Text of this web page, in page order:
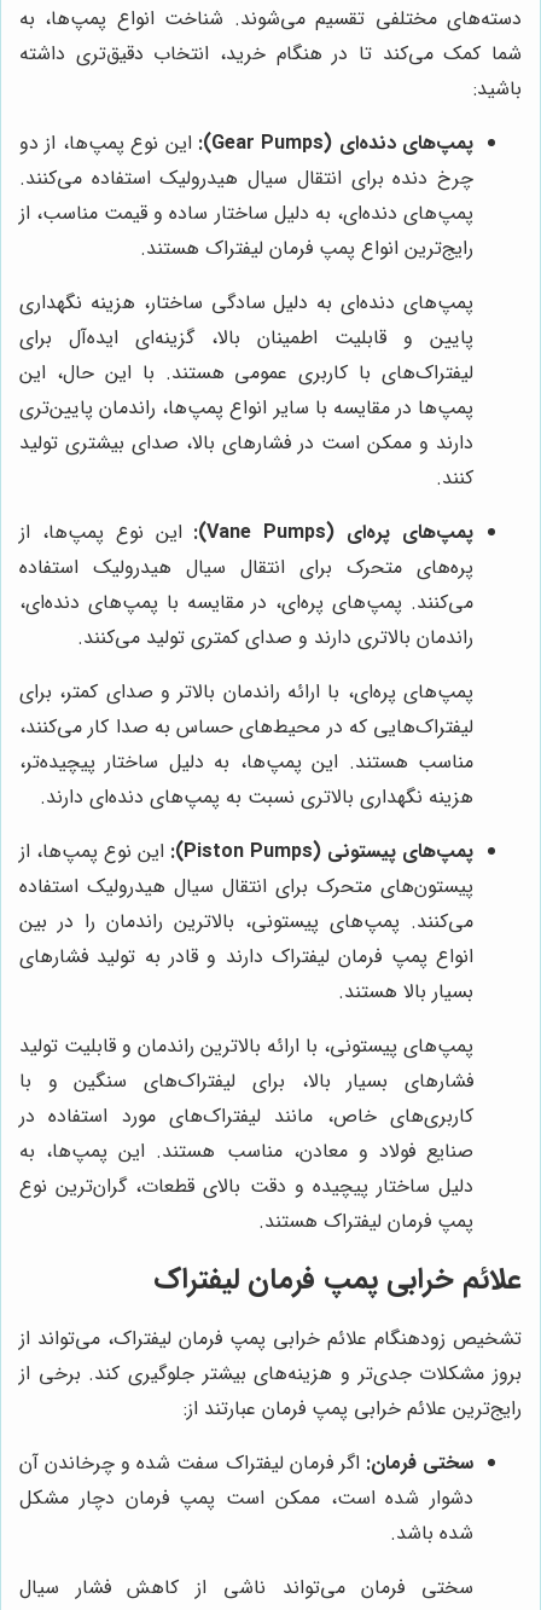
دسته‌های مختلفی تقسیم می‌شوند. شناخت انواع پمپ‌ها، به
شما کمک می‌کند تا در هنگام خرید، انتخاب دقیق‌تری داشته
باشید:
پمپ‌های دنده‌ای (Gear Pumps):
این نوع پمپ‌ها، از دو
چرخ دنده برای انتقال سیال هیدرولیک استفاده می‌کنند.
پمپ‌های دنده‌ای، به دلیل ساختار ساده و قیمت مناسب، از
رایج‌ترین انواع پمپ فرمان لیفتراک هستند.
پمپ‌های دنده‌ای به دلیل سادگی ساختار، هزینه نگهداری
پایین و قابلیت اطمینان بالا، گزینه‌ای ایده‌آل برای
لیفتراک‌های با کاربری عمومی هستند. با این حال، این
پمپ‌ها در مقایسه با سایر انواع پمپ‌ها، راندمان پایین‌تری
دارند و ممکن است در فشارهای بالا، صدای بیشتری تولید
کنند.
پمپ‌های پره‌ای (Vane Pumps):
این نوع پمپ‌ها، از
پره‌های متحرک برای انتقال سیال هیدرولیک استفاده
می‌کنند. پمپ‌های پره‌ای، در مقایسه با پمپ‌های دنده‌ای،
راندمان بالاتری دارند و صدای کمتری تولید می‌کنند.
پمپ‌های پره‌ای، با ارائه راندمان بالاتر و صدای کمتر، برای
لیفتراک‌هایی که در محیط‌های حساس به صدا کار می‌کنند،
مناسب هستند. این پمپ‌ها، به دلیل ساختار پیچیده‌تر،
هزینه نگهداری بالاتری نسبت به پمپ‌های دنده‌ای دارند.
پمپ‌های پیستونی (Piston Pumps):
این نوع پمپ‌ها، از
پیستون‌های متحرک برای انتقال سیال هیدرولیک استفاده
می‌کنند. پمپ‌های پیستونی، بالاترین راندمان را در بین
انواع پمپ فرمان لیفتراک دارند و قادر به تولید فشارهای
بسیار بالا هستند.
پمپ‌های پیستونی، با ارائه بالاترین راندمان و قابلیت تولید
فشارهای بسیار بالا، برای لیفتراک‌های سنگین و با
کاربری‌های خاص، مانند لیفتراک‌های مورد استفاده در
صنایع فولاد و معادن، مناسب هستند. این پمپ‌ها، به
دلیل ساختار پیچیده و دقت بالای قطعات، گران‌ترین نوع
پمپ فرمان لیفتراک هستند.
علائم خرابی پمپ فرمان لیفتراک
تشخیص زودهنگام علائم خرابی پمپ فرمان لیفتراک، می‌تواند از
بروز مشکلات جدی‌تر و هزینه‌های بیشتر جلوگیری کند. برخی از
رایج‌ترین علائم خرابی پمپ فرمان عبارتند از:
سختی فرمان: اگر فرمان لیفتراک سفت شده و چرخاندن آن
دشوار شده است، ممکن است پمپ فرمان دچار مشکل
شده باشد.
سختی فرمان می‌تواند ناشی از کاهش فشار سیال